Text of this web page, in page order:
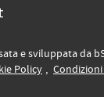
e sviluppata da
in un’altra scheda)
Policy(si apre in
, Condizioni
un’altra scheda)